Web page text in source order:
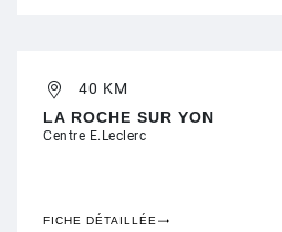
40 KM
LA ROCHE SUR YON
Centre E.Leclerc
FICHE DÉTAILLÉE